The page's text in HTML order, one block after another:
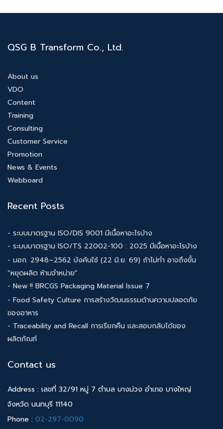
QSG B Transform Co., Ltd.
About us
VDO
Content
Training
Consulting
Customer Service
Promotion
News & Events
Webboard
Recent Posts
- ระบบมาตรฐาน ISO/DIS 9001 มีเนื้อหาอะไรบ้าง
- ระบบมาตรฐาน ISO/TS 22002-100 : 2025 มีเนื้อหาอะไรบ้าง
- มอก. 2948–2562 บังคับใช้ (22 มิ.ย. 69) ถ้าไม่ทำ อาจถึงขั้น
“หยุดผลิต ห้ามจำหน่าย”
- New !! BRCGS Packaging Material Issue 7
- Food Safety Culture การสร้างวัฒนธรรมด้านความปลอดภัย
ของอาหาร
- Traceability and Recall การเรียกคืน และสอบกลับได้ของ
ผลิตภัณฑ์
Contact us
Address : เลขที่ 32/91 หมู่ 7 ตำบล บางม่วง อำเภอ บางใหญ่
จังหวัด นนทบุรี 11140
Phone : 02-297-0090